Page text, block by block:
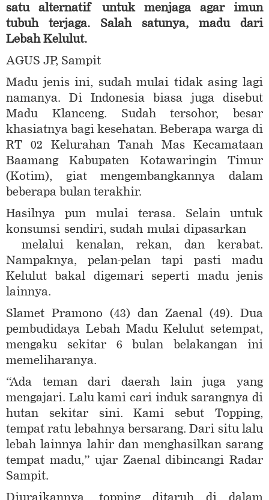
satu alternatif untuk menjaga agar imun
tubuh terjaga. Salah satunya, madu dari
Lebah Kelulut.
AGUS JP, Sampit
Madu jenis ini, sudah mulai tidak asing lagi
namanya. Di Indonesia biasa juga disebut
Madu Klanceng. Sudah tersohor, besar
khasiatnya bagi kesehatan. Beberapa warga di
RT 02 Kelurahan Tanah Mas Kecamataan
Baamang Kabupaten Kotawaringin Timur
(Kotim), giat mengembangkannya dalam
beberapa bulan terakhir.
Hasilnya pun mulai terasa. Selain untuk
konsumsi sendiri, sudah mulai dipasarkan
melalui kenalan, rekan, dan kerabat.
Nampaknya, pelan-pelan tapi pasti madu
Kelulut bakal digemari seperti madu jenis
lainnya.
Slamet Pramono (43) dan Zaenal (49). Dua
pembudidaya Lebah Madu Kelulut setempat,
mengaku sekitar 6 bulan belakangan ini
memeliharanya.
“Ada teman dari daerah lain juga yang
mengajari. Lalu kami cari induk sarangnya di
hutan sekitar sini. Kami sebut Topping,
tempat ratu lebahnya bersarang. Dari situ lalu
lebah lainnya lahir dan menghasilkan sarang
tempat madu,” ujar Zaenal dibincangi Radar
Sampit.